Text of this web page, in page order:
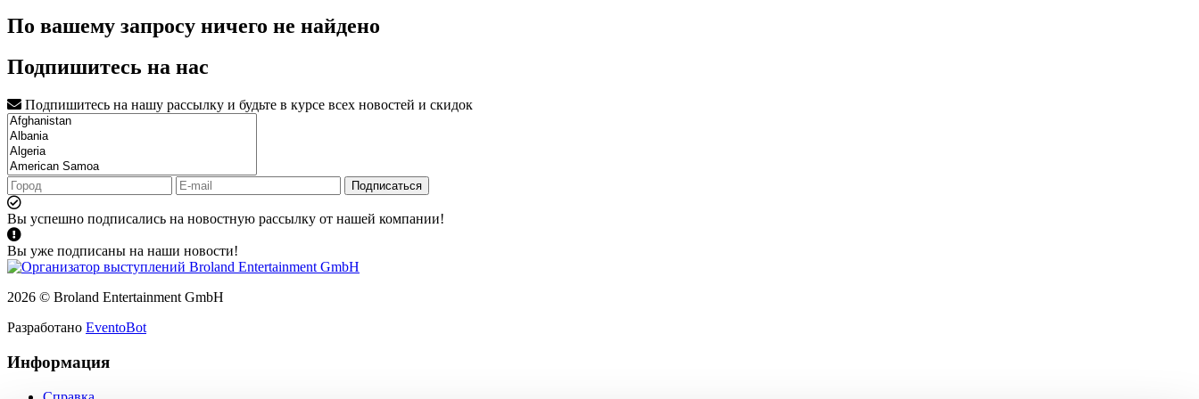
По вашему запросу ничего не найдено
Подпишитесь на нас
Подпишитесь на нашу рассылку и будьте в курсе всех новостей и скидок
Подписаться
Вы успешно подписались на новостную рассылку от нашей компании!
Вы уже подписаны на наши новости!
2026 © Broland Entertainment GmbH
Разработано EventoBot
Информация